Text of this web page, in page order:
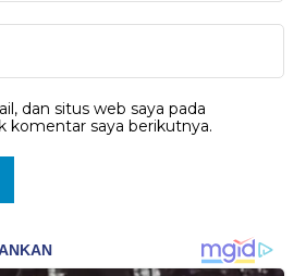
dan situs web saya pada
komentar saya berikutnya.